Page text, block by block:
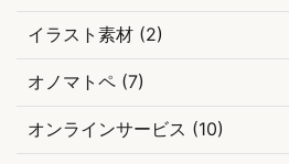
イラスト素材 (2)
オノマトペ (7)
オンラインサービス (10)